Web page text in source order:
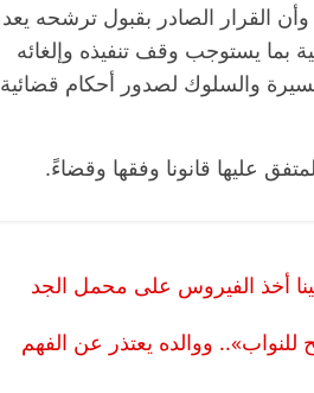
القرار الصادر بقبول ترشحه يعد
بما يستوجب وقف تنفيذه وإلغائه
والسلوك لصدور أحكام قضائية
عليها قانونا وفقها وقضاءً.
أخذ الفيروس على محمل الجد
ووالده يعتذر عن الفهم